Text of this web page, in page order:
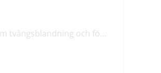
M & SD hycklar om tvångsblandning och förvärrar segregationen